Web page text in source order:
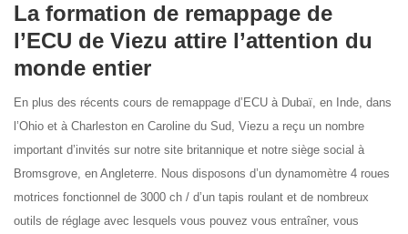
La formation de remappage de
l’ECU de Viezu attire l’attention du
monde entier
En plus des récents cours de remappage d’ECU à Dubaï, en Inde, dans
l’Ohio et à Charleston en Caroline du Sud, Viezu a reçu un nombre
important d’invités sur notre site britannique et notre siège social à
Bromsgrove, en Angleterre. Nous disposons d’un dynamomètre 4 roues
motrices fonctionnel de 3000 ch / d’un tapis roulant et de nombreux
outils de réglage avec lesquels vous pouvez vous entraîner, vous